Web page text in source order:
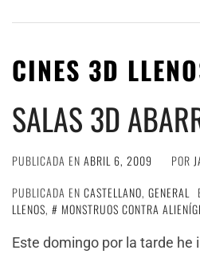
CINES 3D
SALAS 3D
PUBLICADA EN ABRIL 6, 2009 POR
PUBLICADA EN CASTELLANO, GENERAL
LLENOS,
MONSTRUOS CONTRA
Este domingo por la tarde he